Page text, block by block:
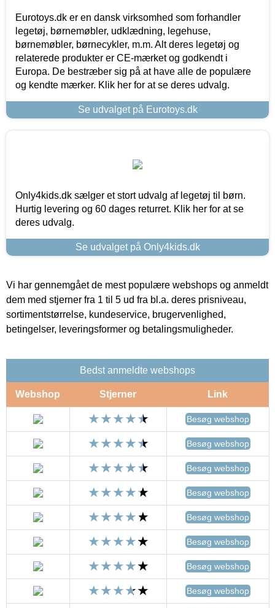
Eurotoys.dk er en dansk virksomhed som forhandler
legetøj, børnemøbler, udklædning, legehuse,
børnemøbler, børnecykler, m.m. Alt deres legetøj og
relaterede produkter er CE-mærket og godkendt i
Europa. De bestræber sig på at have alle de populære
og kendte mærker. Klik her for at se deres udvalg.
Se udvalget på Eurotoys.dk
Only4kids.dk sælger et stort udvalg af legetøj til børn.
Hurtig levering og 60 dages returret. Klik her for at se
deres udvalg.
Se udvalget på Only4kids.dk
Vi har gennemgået de mest populære webshops og anmeldt
dem med stjerner fra 1 til 5 ud fra bl.a. deres prisniveau,
sortimentstørrelse, kundeservice, brugervenlighed,
betingelser, leveringsformer og betalingsmuligheder.
Bedst anmeldte webshops
Webshop Stjerner Link
Besøg webshop
Besøg webshop
Besøg webshop
Besøg webshop
Besøg webshop
Besøg webshop
Besøg webshop
Besøg webshop